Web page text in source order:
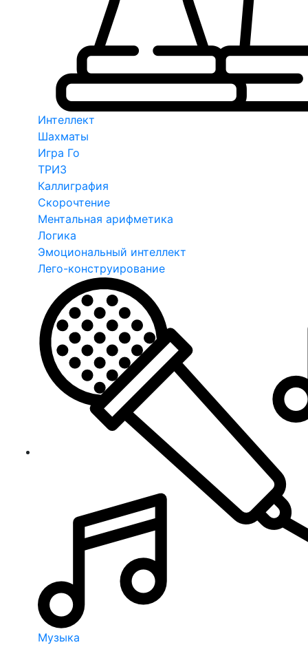
Интеллект
Шахматы
Игра Го
ТРИЗ
Каллиграфия
Скорочтение
Ментальная арифметика
Логика
Эмоциональный интеллект
Лего-конструирование
Музыка